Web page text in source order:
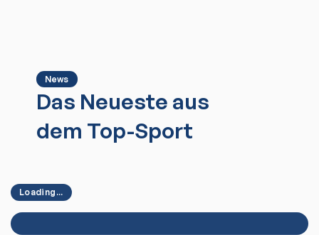
News
Das Neueste aus
dem Top-Sport
Loading...